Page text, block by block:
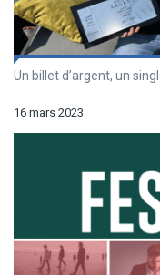
Un billet d’argent, un
16 mars 2023